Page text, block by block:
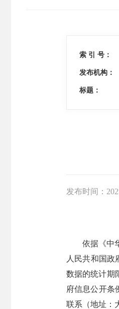
索 引 号：
发布机构：
标题：
发布时间：
依据《中
人民共和国政
数据的统计期
府信息公开条
联系（地址：